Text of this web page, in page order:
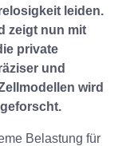
leiden.
zeigt nun mit
private
und
wird
Belastung für